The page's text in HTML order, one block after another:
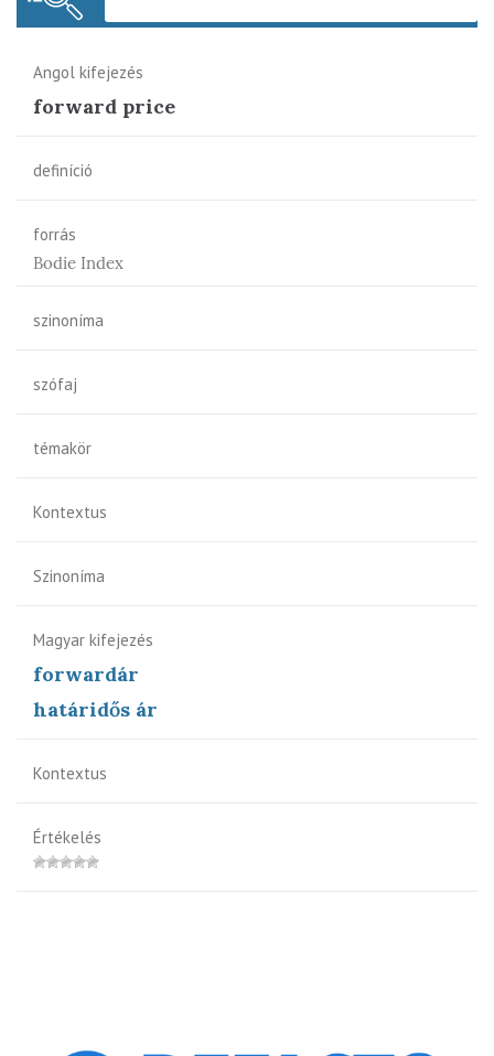
Angol kifejezés
forward price
definíció
forrás
Bodie Index
szinoníma
szófaj
témakör
Kontextus
Szinoníma
Magyar kifejezés
forwardár
határidős ár
Kontextus
Értékelés